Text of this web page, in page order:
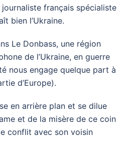
journaliste français spécialiste
bien l’Ukraine.
Le Donbass, une région
de l’Ukraine, en guerre
nous engage quelque part à
d’Europe).
en arrière plan et se dilue
et de la misère de ce coin
conflit avec son voisin